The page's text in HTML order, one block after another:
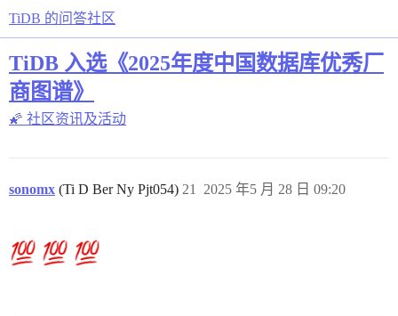
TiDB 的问答社区
TiDB 入选《2025年度中国数据库优秀厂
商图谱》
🌠 社区资讯及活动
sonomx (Ti D Ber Ny Pjt054) 2025 年5 月 28 日 09:20
21